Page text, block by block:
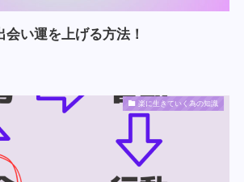
い運を上げる方法！
楽に生きていく為の知識